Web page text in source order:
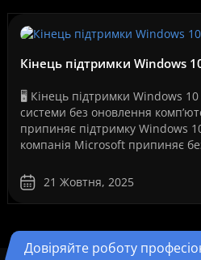
Кінець підтримки Windows
🖥️ Кінець підтримки Windows
системи без оновлення
припиняє підтримку Windows
компанія Microsoft припиняє
21 Жовтня, 2025
Довіряйте роботу